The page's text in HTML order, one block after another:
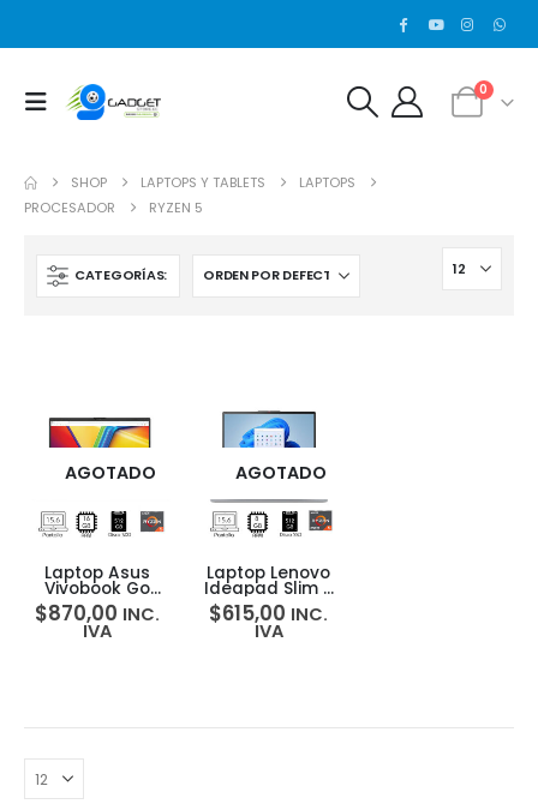
0
SHOP LAPTOPS Y TABLETS
LAPTOPS
PROCESADOR
RYZEN 5
CATEGORÍAS:
AGOTADO
Laptop Asus
Vivobook Go
E1504FA Amd
Ryzen 5-7520u
16gb 512gb 15.6″
$870,00 INC.
IVA
AGOTADO
Laptop Lenovo
Ideapad Slim 3
15AMN8 AMD
Ryzen 5-7520u
8GB 512GB
$615,00 INC.
IVA